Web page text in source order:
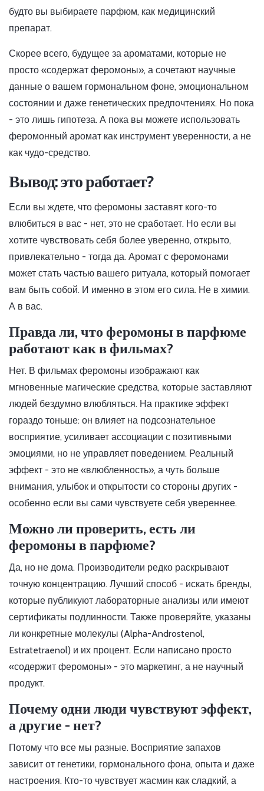
будто вы выбираете парфюм, как медицинский
препарат.
Скорее всего, будущее за ароматами, которые не
просто «содержат феромоны», а сочетают научные
данные о вашем гормональном фоне, эмоциональном
состоянии и даже генетических предпочтениях. Но пока
- это лишь гипотеза. А пока вы можете использовать
феромонный аромат как инструмент уверенности, а не
как чудо-средство.
Вывод: это работает?
Если вы ждете, что феромоны заставят кого-то
влюбиться в вас - нет, это не сработает. Но если вы
хотите чувствовать себя более уверенно, открыто,
привлекательно - тогда да. Аромат с феромонами
может стать частью вашего ритуала, который помогает
вам быть собой. И именно в этом его сила. Не в химии.
А в вас.
Правда ли, что феромоны в парфюме
работают как в фильмах?
Нет. В фильмах феромоны изображают как
мгновенные магические средства, которые заставляют
людей бездумно влюбляться. На практике эффект
гораздо тоньше: он влияет на подсознательное
восприятие, усиливает ассоциации с позитивными
эмоциями, но не управляет поведением. Реальный
эффект - это не «влюбленность», а чуть больше
внимания, улыбок и открытости со стороны других -
особенно если вы сами чувствуете себя увереннее.
Можно ли проверить, есть ли
феромоны в парфюме?
Да, но не дома. Производители редко раскрывают
точную концентрацию. Лучший способ - искать бренды,
которые публикуют лабораторные анализы или имеют
сертификаты подлинности. Также проверяйте, указаны
ли конкретные молекулы (Alpha-Androstenol,
Estratetraenol) и их процент. Если написано просто
«содержит феромоны» - это маркетинг, а не научный
продукт.
Почему одни люди чувствуют эффект,
а другие - нет?
Потому что все мы разные. Восприятие запахов
зависит от генетики, гормонального фона, опыта и даже
настроения. Кто-то чувствует жасмин как сладкий, а